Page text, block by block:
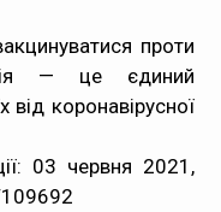
проти
— це єдиний
від коронавірусної
03 червня 2021,